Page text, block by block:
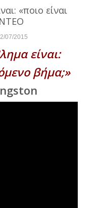
«ποιο είναι
07/2015
είναι:
βήμα;»